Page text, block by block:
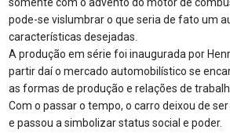
pode-se vislumbrar o que seria de fato um
características desejadas.
A produção em série foi inaugurada por
partir daí o mercado automobilístico se
as formas de produção e relações de
Com o passar o tempo, o carro deixou de
e passou a simbolizar status social e poder.